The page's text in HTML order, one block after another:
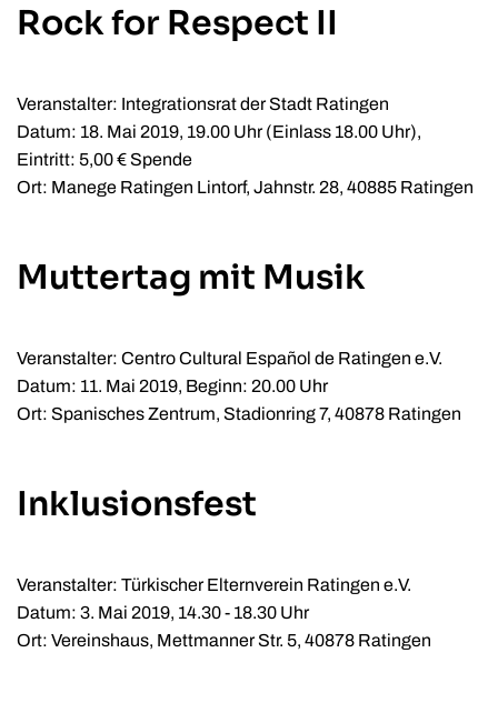
Rock for Respect II
Veranstalter: Integrationsrat der Stadt Ratingen
Datum: 18. Mai 2019, 19.00 Uhr (Einlass 18.00 Uhr),
Eintritt: 5,00 € Spende
Ort: Manege Ratingen Lintorf, Jahnstr. 28, 40885 Ratingen
Muttertag mit Musik
Veranstalter: Centro Cultural Español de Ratingen e.V.
Datum: 11. Mai 2019, Beginn: 20.00 Uhr
Ort: Spanisches Zentrum, Stadionring 7, 40878 Ratingen
Inklusionsfest
Veranstalter: Türkischer Elternverein Ratingen e.V.
Datum: 3. Mai 2019, 14.30 - 18.30 Uhr
Ort: Vereinshaus, Mettmanner Str. 5, 40878 Ratingen